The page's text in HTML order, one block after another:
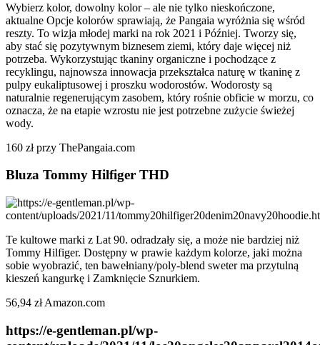
Wybierz kolor, dowolny kolor – ale nie tylko nieskończone,
aktualne Opcje kolorów sprawiają, że Pangaia wyróżnia się wśród
reszty. To wizja młodej marki na rok 2021 i Później. Tworzy się,
aby stać się pozytywnym biznesem ziemi, który daje więcej niż
potrzeba. Wykorzystując tkaniny organiczne i pochodzące z
recyklingu, najnowsza innowacja przekształca naturę w tkaninę z
pulpy eukaliptusowej i proszku wodorostów. Wodorosty są
naturalnie regenerującym zasobem, który rośnie obficie w morzu, co
oznacza, że na etapie wzrostu nie jest potrzebne zużycie świeżej
wody.
160 zł przy ThePangaia.com
Bluza Tommy Hilfiger THD
Te kultowe marki z Lat 90. odradzały się, a może nie bardziej niż
Tommy Hilfiger. Dostępny w prawie każdym kolorze, jaki można
sobie wyobrazić, ten bawełniany/poly-blend sweter ma przytulną
kieszeń kangurkę i Zamknięcie Sznurkiem.
56,94 zł Amazon.com
https://e-gentleman.pl/wp-